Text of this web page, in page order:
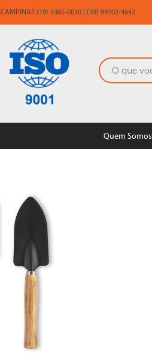
CAMPINAS (19) 3365-0030 | (19) 99702-4642
Quem Somos